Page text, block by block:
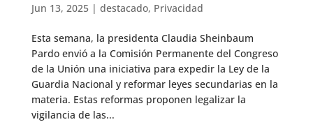
Jun 13, 2025| destacado, Privacidad
Esta semana, la presidenta Claudia Sheinbaum
Pardo envió a la Comisión Permanente del Congreso
de la Unión una iniciativa para expedir la Ley de la
Guardia Nacional y reformar leyes secundarias en la
materia. Estas reformas proponen legalizar la
vigilancia de las...